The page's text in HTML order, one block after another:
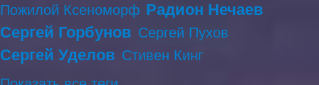
Пожилой Ксеноморф Радион Нечаев
Сергей Горбунов Сергей Пухов
Сергей Уделов Стивен Кинг